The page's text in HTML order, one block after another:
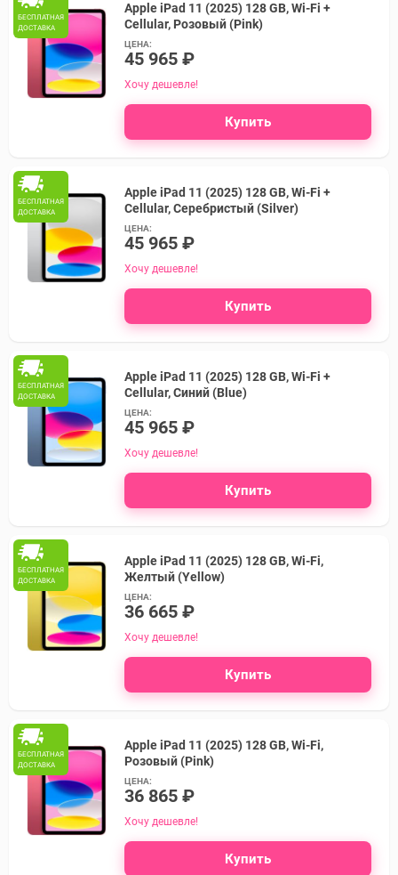
БЕСПЛАТНАЯ
ДОСТАВКА
Apple iPad 11 (2025) 128 GB, Wi-Fi +
Cellular, Розовый (Pink)
ЦЕНА:
45 965 ₽
Хочу дешевле!
Купить
БЕСПЛАТНАЯ
ДОСТАВКА
Apple iPad 11 (2025) 128 GB, Wi-Fi +
Cellular, Серебристый (Silver)
ЦЕНА:
45 965 ₽
Хочу дешевле!
Купить
БЕСПЛАТНАЯ
ДОСТАВКА
Apple iPad 11 (2025) 128 GB, Wi-Fi +
Cellular, Синий (Blue)
ЦЕНА:
45 965 ₽
Хочу дешевле!
Купить
БЕСПЛАТНАЯ
ДОСТАВКА
Apple iPad 11 (2025) 128 GB, Wi-Fi,
Желтый (Yellow)
ЦЕНА:
36 665 ₽
Хочу дешевле!
Купить
БЕСПЛАТНАЯ
ДОСТАВКА
Apple iPad 11 (2025) 128 GB, Wi-Fi,
Розовый (Pink)
ЦЕНА:
36 865 ₽
Хочу дешевле!
Купить